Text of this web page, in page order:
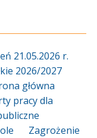
21.05.2026 r.
2026/2027
główna
pracy dla
Zagrożenie